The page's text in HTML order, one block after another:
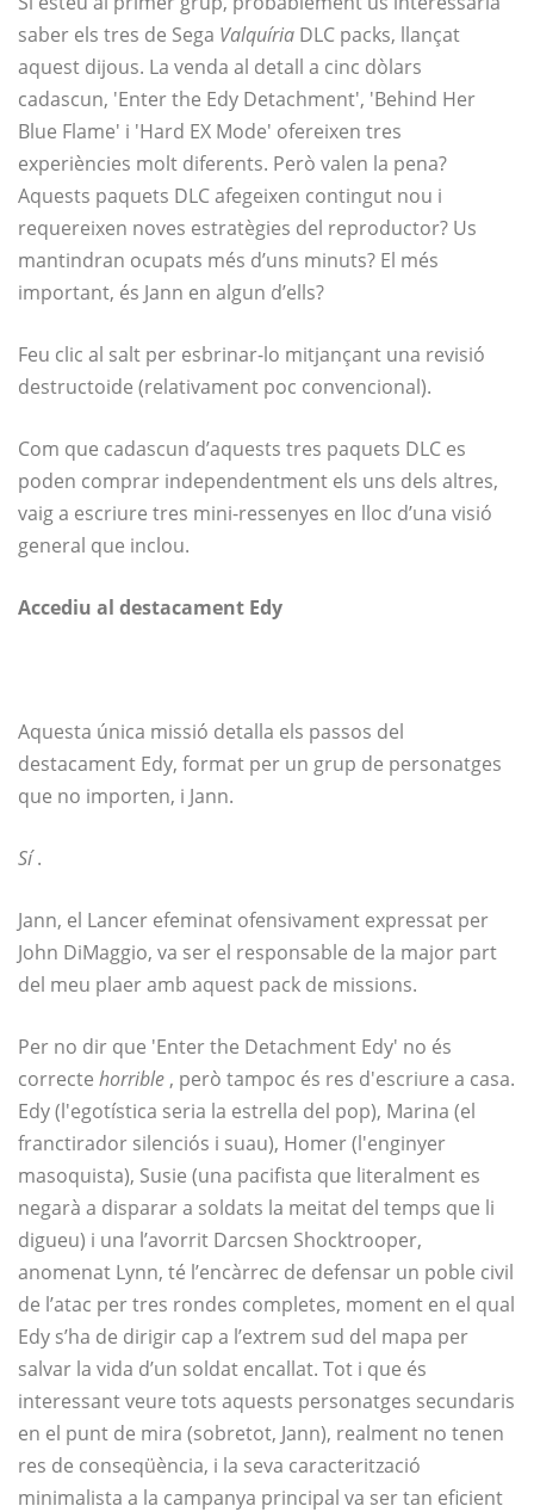
saber els tres de Sega Valquíria DLC packs, llançat
aquest dijous. La venda al detall a cinc dòlars
cadascun, 'Enter the Edy Detachment', 'Behind Her
Blue Flame' i 'Hard EX Mode' ofereixen tres
experiències molt diferents. Però valen la pena?
Aquests paquets DLC afegeixen contingut nou i
requereixen noves estratègies del reproductor? Us
mantindran ocupats més d’uns minuts? El més
important, és Jann en algun d’ells?
Feu clic al salt per esbrinar-lo mitjançant una revisió
destructoide (relativament poc convencional).
Com que cadascun d’aquests tres paquets DLC es
poden comprar independentment els uns dels altres,
vaig a escriure tres mini-ressenyes en lloc d’una visió
general que inclou.
Accediu al destacament Edy
Aquesta única missió detalla els passos del
destacament Edy, format per un grup de personatges
que no importen, i Jann.
Sí.
Jann, el Lancer efeminat ofensivament expressat per
John DiMaggio, va ser el responsable de la major part
del meu plaer amb aquest pack de missions.
Per no dir que 'Enter the Detachment Edy' no és
correcte horrible , però tampoc és res d'escriure a casa.
Edy (l'egotística seria la estrella del pop), Marina (el
franctirador silenciós i suau), Homer (l'enginyer
masoquista), Susie (una pacifista que literalment es
negarà a disparar a soldats la meitat del temps que li
digueu) i una l’avorrit Darcsen Shocktrooper,
anomenat Lynn, té l’encàrrec de defensar un poble civil
de l’atac per tres rondes completes, moment en el qual
Edy s’ha de dirigir cap a l’extrem sud del mapa per
salvar la vida d’un soldat encallat. Tot i que és
interessant veure tots aquests personatges secundaris
en el punt de mira (sobretot, Jann), realment no tenen
res de conseqüència, i la seva caracterització
minimalista a la campanya principal va ser tan eficient